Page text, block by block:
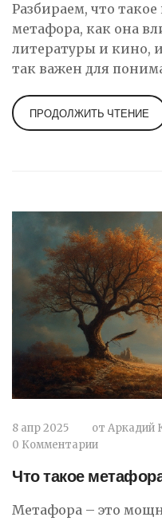
Разбираем, что
метафора, как она
литературы и кино,
так важен для
ПРОДОЛЖИТЬ ЧТЕНИЕ
8 апр 2025 от Аркадий
0 Комментарии
Что такое
Метафора – это